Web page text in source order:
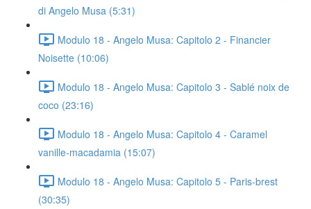
di Angelo Musa (5:31)
Modulo 18 - Angelo Musa: Capitolo 2 - Financier
Noisette (10:06)
Modulo 18 - Angelo Musa: Capitolo 3 - Sablé noix de
coco (23:16)
Modulo 18 - Angelo Musa: Capitolo 4 - Caramel
vanille-macadamia (15:07)
Modulo 18 - Angelo Musa: Capitolo 5 - Paris-brest
(30:35)